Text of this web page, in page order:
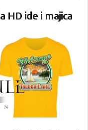
HD ide i majica